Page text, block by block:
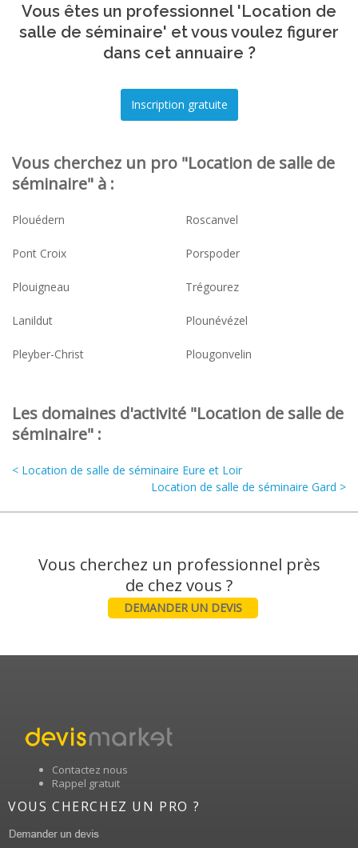
Vous êtes un professionnel 'Location de
salle de séminaire' et vous voulez figurer
dans cet annuaire ?
Vous cherchez un pro "Location de salle de
séminaire" à :
Plouédern Roscanvel
Pont Croix Porspoder
Plouigneau Trégourez
Lanildut Plounévézel
Pleyber-Christ Plougonvelin
Les domaines d'activité "Location de salle de
séminaire" :
< Location de salle de séminaire Eure et Loir
Location de salle de séminaire Gard >
Vous cherchez un professionnel près
DEMANDER UN DEVIS
Contactez nous
Rappel gratuit
VOUS CHERCHEZ UN PRO ?